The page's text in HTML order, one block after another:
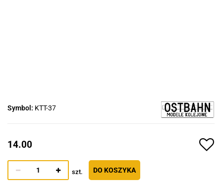
Symbol: KTT-37
14.00
szt. DO KOSZYKA